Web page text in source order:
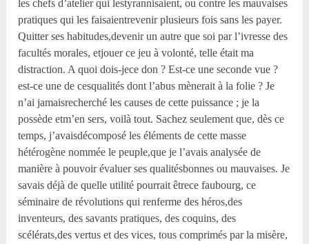
les chefs d’atelier qui lestyrannisaient, ou contre les mauvaises
pratiques qui les faisaientrevenir plusieurs fois sans les payer.
Quitter ses habitudes,devenir un autre que soi par l’ivresse des
facultés morales, etjouer ce jeu à volonté, telle était ma
distraction. A quoi dois-jece don ? Est-ce une seconde vue ?
est-ce une de cesqualités dont l’abus mènerait à la folie ? Je
n’ai jamaisrecherché les causes de cette puissance ; je la
possède etm’en sers, voilà tout. Sachez seulement que, dès ce
temps, j’avaisdécomposé les éléments de cette masse
hétérogène nommée le peuple,que je l’avais analysée de
manière à pouvoir évaluer ses qualitésbonnes ou mauvaises. Je
savais déjà de quelle utilité pourrait êtrece faubourg, ce
séminaire de révolutions qui renferme des héros,des
inventeurs, des savants pratiques, des coquins, des
scélérats,des vertus et des vices, tous comprimés par la misère,